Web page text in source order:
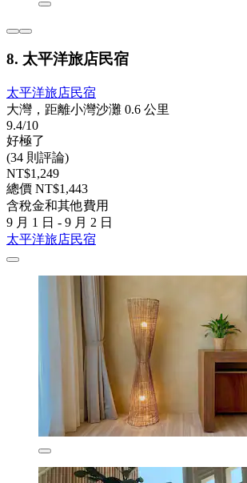
8. 太平洋旅店民宿
太平洋旅店民宿
大灣，距離小灣沙灘 0.6 公里
9.4/10
好極了
(34 則評論)
NT$1,249
總價 NT$1,443
含稅金和其他費用
9 月 1 日 - 9 月 2 日
太平洋旅店民宿